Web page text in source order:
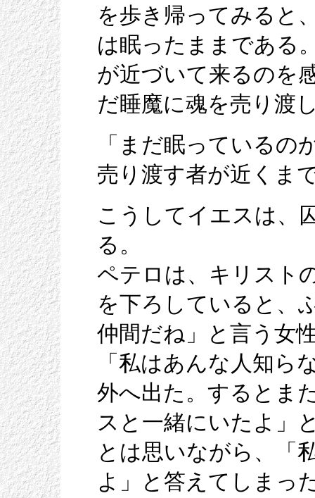
を歩き帰ってみると
は眠ったままである
が近づいて来るのを
だ睡魔に魂を売り渡
「まだ眠っているの
売り渡す者が近くま
こうしてイエスは、
る。
ペテロは、キリスト
を下ろしていると、
仲間だね」と言う女
「私はあんな人知ら
外へ出た。するとま
スと一緒にいたよ」
とは思いながら、「
よ」と答えてしまっ